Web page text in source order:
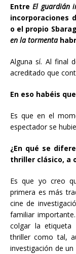
EntreEl guardián
incorporaciones
o el propio
en la tormenta
Alguna sí. Al final
acreditado que
En eso habéis
Es que en el
espectador se
¿En qué se
thriller clásico, a
Es que yo creo
primera es más
cine de
familiar
colgar la etiqueta
thriller como tal,
investigación de